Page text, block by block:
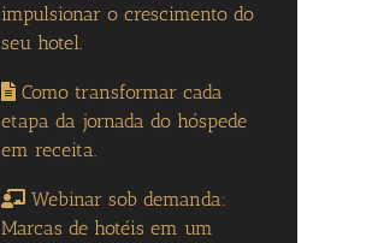
impulsionar o crescimento do
seu hotel.
Como transformar cada
etapa da jornada do hóspede
em receita.
Webinar sob demanda:
Marcas de hotéis em um